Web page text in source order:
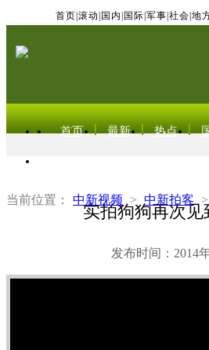
首页 滚动 国内 国际 军事 社会 地
首页 最新 热点
当前位置： 中新视频 > 中新拍客 >
实拍狗狗再次
发布时间：2014